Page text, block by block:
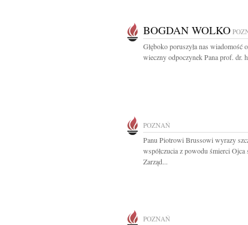
BOGDAN WOLKO
Głęboko poruszyła nas wiadomość
wieczny odpoczynek Pana prof. dr.
POZNAŃ
Panu Piotrowi Brussowi wyrazy
współczucia z powodu śmierci Ojca
Zarząd...
POZNAŃ